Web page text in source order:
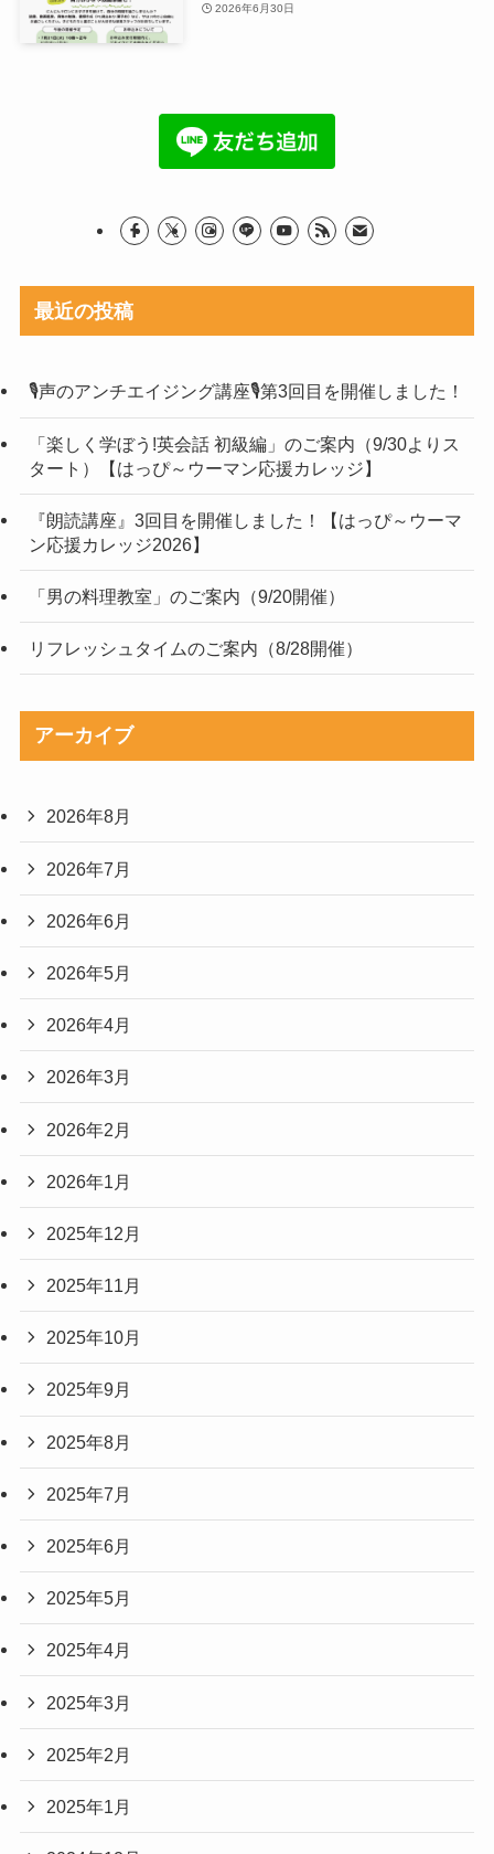
2026年6月30日
最近の投稿
🎙声のアンチエイジング講座🎙第3回目を開催しました！
「楽しく学ぼう!英会話 初級編」のご案内（9/30よりス
タート）【はっぴ～ウーマン応援カレッジ】
『朗読講座』3回目を開催しました！【はっぴ～ウーマ
ン応援カレッジ2026】
「男の料理教室」のご案内（9/20開催）
リフレッシュタイムのご案内（8/28開催）
アーカイブ
2026年8月
2026年7月
2026年6月
2026年5月
2026年4月
2026年3月
2026年2月
2026年1月
2025年12月
2025年11月
2025年10月
2025年9月
2025年8月
2025年7月
2025年6月
2025年5月
2025年4月
2025年3月
2025年2月
2025年1月